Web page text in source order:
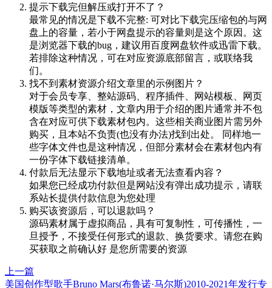
提示下载完但解压或打开不了？
最常见的情况是下载不完整: 可对比下载完压缩包的与网
盘上的容量，若小于网盘提示的容量则是这个原因。这
是浏览器下载的bug，建议用百度网盘软件或迅雷下载。
若排除这种情况，可在对应资源底部留言，或联络我
们。
找不到素材资源介绍文章里的示例图片？
对于会员专享、整站源码、程序插件、网站模板、网页
模版等类型的素材，文章内用于介绍的图片通常并不包
含在对应可供下载素材包内。这些相关商业图片需另外
购买，且本站不负责(也没有办法)找到出处。 同样地一
些字体文件也是这种情况，但部分素材会在素材包内有
一份字体下载链接清单。
付款后无法显示下载地址或者无法查看内容？
如果您已经成功付款但是网站没有弹出成功提示，请联
系站长提供付款信息为您处理
购买该资源后，可以退款吗？
源码素材属于虚拟商品，具有可复制性，可传播性，一
旦授予，不接受任何形式的退款、换货要求。请您在购
买获取之前确认好 是您所需要的资源
上一篇
美国创作型歌手Bruno Mars(布鲁诺·马尔斯)2010-2021年发行专